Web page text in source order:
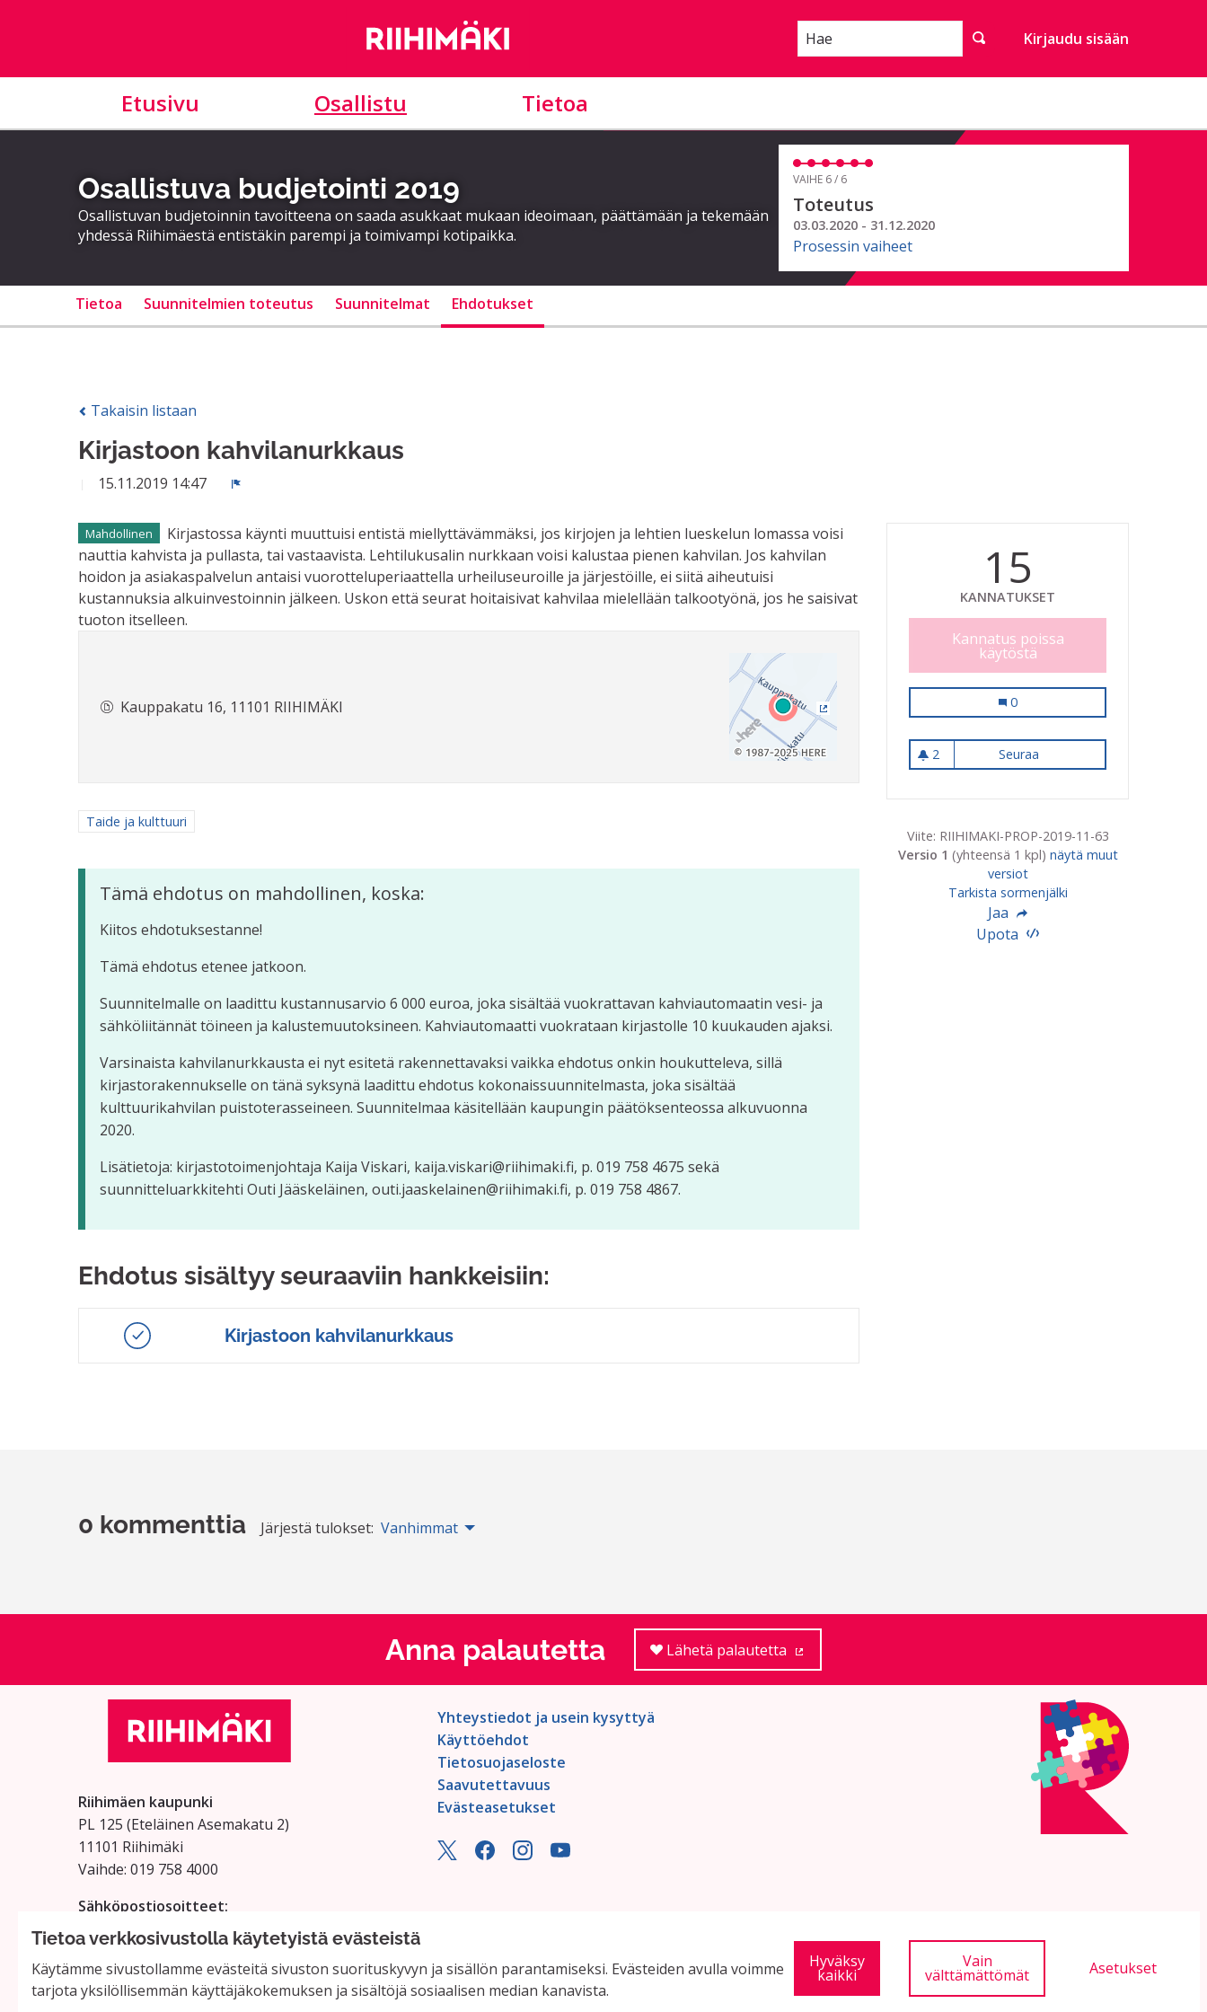
Tietoa verkkosivustolla käytetyistä evästeistä
Käytämme sivustollamme evästeitä sivuston suorituskyvyn ja sisällön parantamiseksi. Evästeiden avulla voimme
tarjota yksilöllisemmän käyttäjäkokemuksen ja sisältöjä sosiaalisen median kanavista.
Hyväksy
kaikki
Vain
välttämättömät Asetukset
Hae Kirjaudu sisään
Etusivu Osallistu Tietoa
Osallistuva budjetointi 2019
Osallistuvan budjetoinnin tavoitteena on saada asukkaat mukaan ideoimaan, päättämään ja tekemään
yhdessä Riihimäestä entistäkin parempi ja toimivampi kotipaikka.
VAIHE 6 / 6
Toteutus
03.03.2020 - 31.12.2020
Prosessin vaiheet
Tietoa Suunnitelmien toteutus Suunnitelmat Ehdotukset
Takaisin listaan
Kirjastoon kahvilanurkkaus
15.11.2019 14:47
Mahdollinen
Kirjastossa käynti muuttuisi entistä miellyttävämmäksi, jos kirjojen ja lehtien lueskelun lomassa voisi
nauttia kahvista ja pullasta, tai vastaavista. Lehtilukusalin nurkkaan voisi kalustaa pienen kahvilan. Jos kahvilan
hoidon ja asiakaspalvelun antaisi vuorotteluperiaattella urheiluseuroille ja järjestöille, ei siitä aiheutuisi
kustannuksia alkuinvestoinnin jälkeen. Uskon että seurat hoitaisivat kahvilaa mielellään talkootyönä, jos he saisivat
tuoton itselleen.
Kauppakatu 16, 11101 RIIHIMÄKI
(Ulkoinen linkki)
Rajaa tulokset aihepiirin mukaan: Taide ja kulttuuri
Taide ja kulttuuri
Tämä ehdotus on mahdollinen, koska:
Kiitos ehdotuksestanne!
Tämä ehdotus etenee jatkoon.
Suunnitelmalle on laadittu kustannusarvio 6 000 euroa, joka sisältää vuokrattavan kahviautomaatin vesi- ja
sähköliitännät töineen ja kalustemuutoksineen. Kahviautomaatti vuokrataan kirjastolle 10 kuukauden ajaksi.
Varsinaista kahvilanurkkausta ei nyt esitetä rakennettavaksi vaikka ehdotus onkin houkutteleva, sillä
kirjastorakennukselle on tänä syksynä laadittu ehdotus kokonaissuunnitelmasta, joka sisältää
kulttuurikahvilan puistoterasseineen. Suunnitelmaa käsitellään kaupungin päätöksenteossa alkuvuonna
2020.
Lisätietoja: kirjastotoimenjohtaja Kaija Viskari, kaija.viskari@riihimaki.fi, p. 019 758 4675 sekä
suunnitteluarkkitehti Outi Jääskeläinen, outi.jaaskelainen@riihimaki.fi, p. 019 758 4867.
Ehdotus sisältyy seuraaviin hankkeisiin:
Kirjastoon kahvilanurkkaus
15
KANNATUKSET
Kannatus poissa
käytöstä
Kirjastoon kahvilanurkkaus
0
2
2 seuraajaa
Seuraa
Viite: RIIHIMAKI-PROP-2019-11-63
Versio 1 (yhteensä 1 kpl) näytä muut
versiot
Tarkista sormenjälki
Jaa
Upota
0 kommenttia Järjestä tulokset: Vanhimmat
Anna palautetta Lähetä palautetta
Riihimäen kaupunki
PL 125 (Eteläinen Asemakatu 2)
11101 Riihimäki
Vaihde: 019 758 4000
Sähköpostiosoitteet:
etunimi.sukunimi@riihimaki.fi
Yhteystiedot ja usein kysyttyä
Käyttöehdot
Tietosuojaseloste
Saavutettavuus
Evästeasetukset
Verkkosivusto luotuvapaan ohjelmiston
avulla.